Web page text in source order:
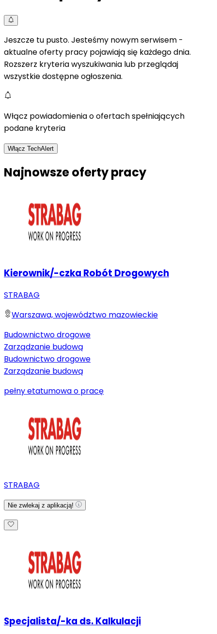
Jeszcze tu pusto. Jesteśmy nowym serwisem -
aktualne oferty pracy pojawiają się każdego dnia.
Rozszerz kryteria wyszukiwania lub przeglądaj
wszystkie dostępne ogłoszenia.
Włącz powiadomienia o ofertach spełniających
podane kryteria
Włącz TechAlert
Najnowsze oferty pracy
Kierownik/-czka Robót Drogowych
STRABAG
Warszawa, województwo mazowieckie
Budownictwo drogowe
Zarządzanie budową
Budownictwo drogowe
Zarządzanie budową
pełny etatumowa o pracę
STRABAG
Nie zwlekaj z aplikacją!
Specjalista/-ka ds. Kalkulacji